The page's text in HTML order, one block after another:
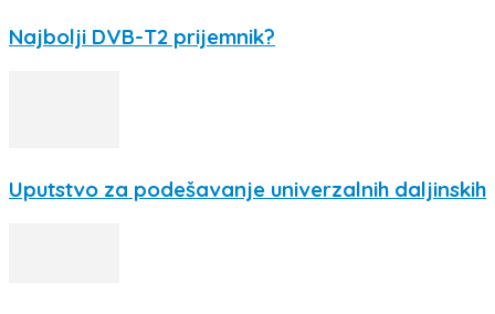
Najbolji DVB-T2 prijemnik?
Uputstvo za podešavanje univerzalnih daljinskih